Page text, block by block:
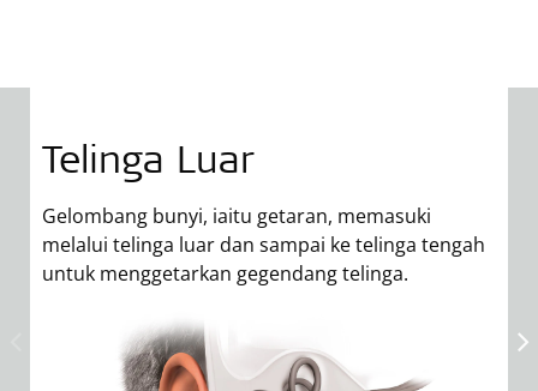
Telinga Luar
Gelombang bunyi, iaitu getaran, memasuki
melalui telinga luar dan sampai ke telinga tengah
untuk menggetarkan gegendang telinga.